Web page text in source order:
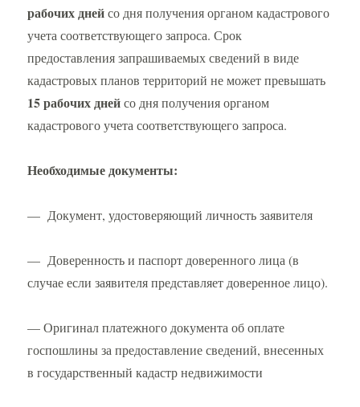
рабочих днейсо дня получения органом кадастрового
учета соответствующего запроса. Срок
предоставления запрашиваемых сведений в виде
кадастровых планов территорий не может превышать
15 рабочих днейсо дня получения органом
кадастрового учета соответствующего запроса.
Необходимые документы:
— Документ, удостоверяющий личность заявителя
— Доверенность и паспорт доверенного лица (в
случае если заявителя представляет доверенное лицо).
— Оригинал платежного документа об оплате
госпошлины за предоставление сведений, внесенных
в государственный кадастр недвижимости